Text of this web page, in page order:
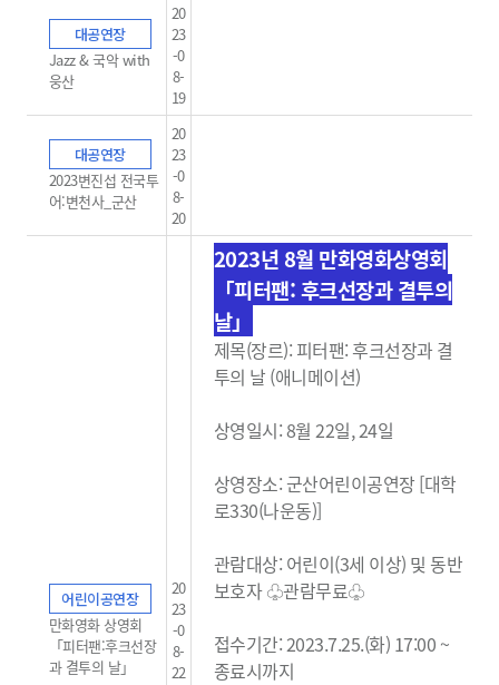
대공연장
Jazz & 국악 with
웅산
20
23
-0
8-
19
대공연장
2023변진섭 전국투
어:변천사_군산
20
23
-0
8-
20
어린이공연장
만화영화 상영회
「피터팬:후크선장
과 결투의 날」
20
23
-0
8-
22
2023년 8월 만화영화상영회
「피터팬: 후크선장과 결투의
날」
제목(장르): 피터팬: 후크선장과 결
투의 날 (애니메이션)
상영일시: 8월 22일, 24일
상영장소: 군산어린이공연장 [대학
로330(나운동)]
관람대상: 어린이(3세 이상) 및 동반
보호자 ♧관람무료♧
접수기간: 2023.7.25.(화) 17:00 ~
종료시까지